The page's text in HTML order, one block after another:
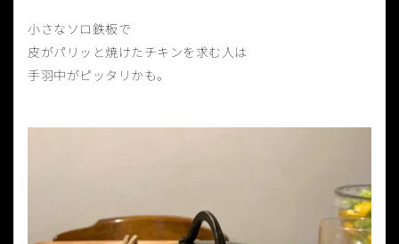
小さなソロ鉄板で
皮がパリッと焼けたチキンを求む人は
手羽中がピッタリかも。